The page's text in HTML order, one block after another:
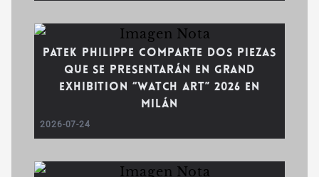
Patek Philippe comparte dos piezas
que se presentarán en Grand
Exhibition “Watch Art” 2026 en
Milán
2026-07-24